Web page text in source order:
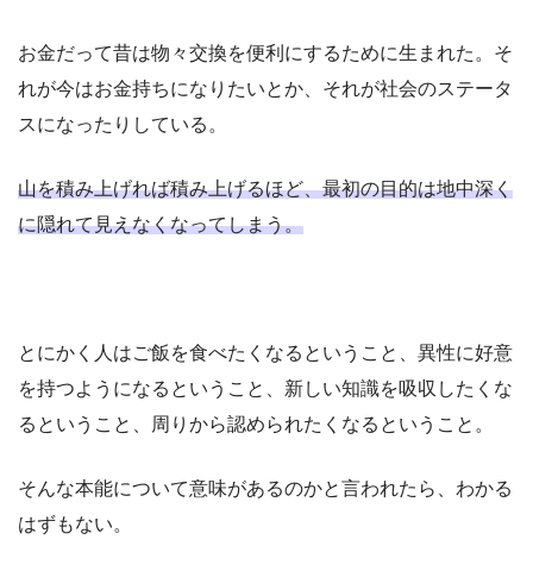
お金だって昔は物々交換を便利にするために生まれた。そ
れが今はお金持ちになりたいとか、それが社会のステータ
スになったりしている。
山を積み上げれば積み上げるほど、最初の目的は地中深く
に隠れて見えなくなってしまう。
とにかく人はご飯を食べたくなるということ、異性に好意
を持つようになるということ、新しい知識を吸収したくな
るということ、周りから認められたくなるということ。
そんな本能について意味があるのかと言われたら、わかる
はずもない。